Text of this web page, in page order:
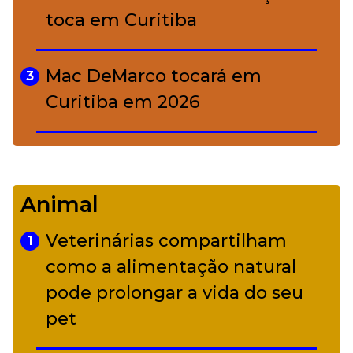
toca em Curitiba
3
Mac DeMarco tocará em
Curitiba em 2026
Camerata tem repertório
diverso a partir de R$ 17
Adriana Calcanhotto retoma
alter ego infantil para show em
Curitiba
Animal
1
Veterinárias compartilham
como a alimentação natural
pode prolongar a vida do seu
pet